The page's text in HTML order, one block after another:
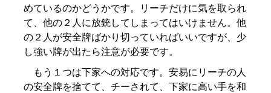
めているのかどうかです。リーチだけに気を取られ
て、他の２人に放銃してしまってはいけません。他
の２人が安全牌ばかり切っていればいいですが、少
し強い牌が出たら注意が必要です。
もう１つは下家への対応です。安易にリーチの人
の安全牌を捨てて、チーされて、下家に高い手を和